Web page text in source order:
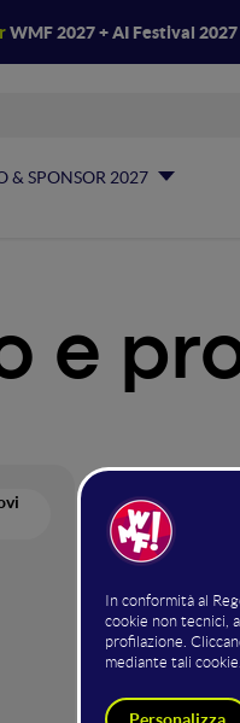
WMF 2027 + AI Festival
& SPONSOR 2027
e
Video
Hosting